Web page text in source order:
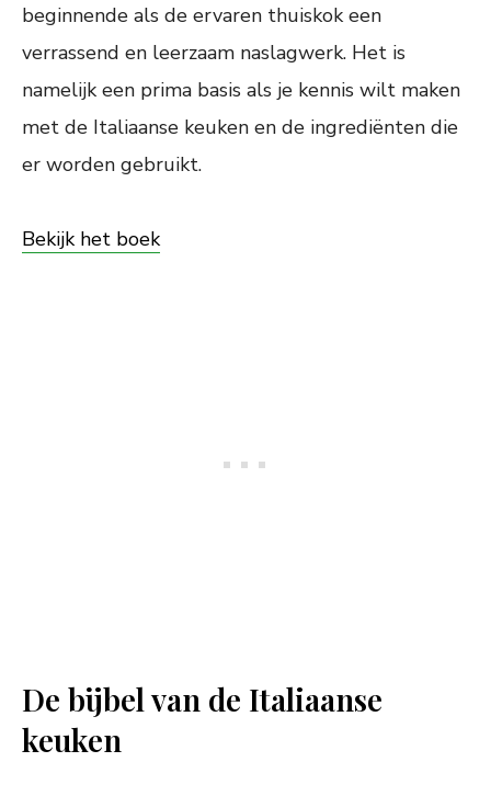
beginnende als de ervaren thuiskok een
verrassend en leerzaam naslagwerk. Het is
namelijk een prima basis als je kennis wilt maken
met de Italiaanse keuken en de ingrediënten die
er worden gebruikt.
Bekijk het boek
De bijbel van de Italiaanse
keuken